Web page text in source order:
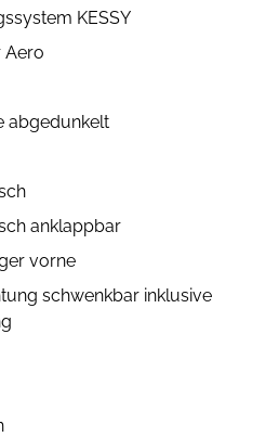
KESSY
Aero
abgedunkelt
anklappbar
vorne
schwenkbar inklusive